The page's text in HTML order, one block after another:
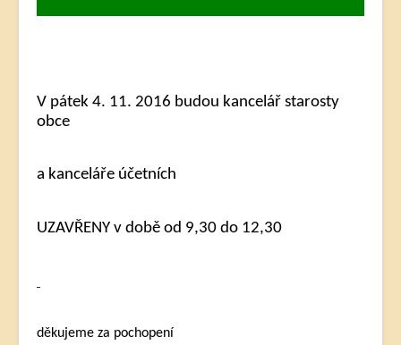
V pátek 4. 11. 2016 budou kancelář starosty
obce
a kanceláře účetních
UZAVŘENY v době od 9,30 do 12,30
děkujeme za pochopení